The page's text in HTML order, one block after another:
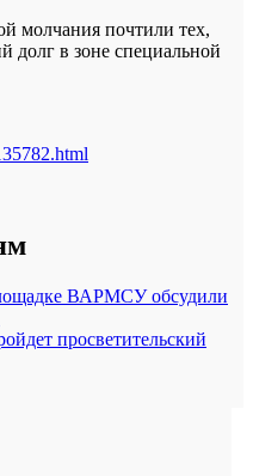
молчания почтили тех,
долг в зоне специальной
ВАРМСУ обсудили
просветительский